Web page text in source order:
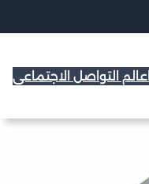
عالم التواصل الاجتماعي